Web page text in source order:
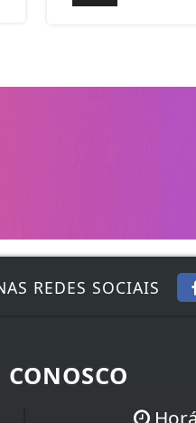
REDES SOCIAIS
CONOSCO